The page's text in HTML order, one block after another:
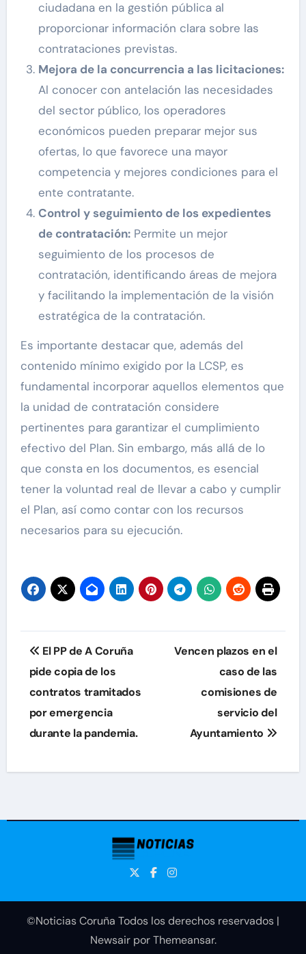
ciudadana en la gestión pública al
proporcionar información clara sobre las
contrataciones previstas.
Mejora de la concurrencia a las licitaciones:
Al conocer con antelación las necesidades
del sector público, los operadores
económicos pueden preparar mejor sus
ofertas, lo que favorece una mayor
competencia y mejores condiciones para el
ente contratante.
Control y seguimiento de los expedientes
de contratación:Permite un mejor
seguimiento de los procesos de
contratación, identificando áreas de mejora
y facilitando la implementación de la visión
estratégica de la contratación.
Es importante destacar que, además del
contenido mínimo exigido por la LCSP, es
fundamental incorporar aquellos elementos que
la unidad de contratación considere
pertinentes para garantizar el cumplimiento
efectivo del Plan. Sin embargo, más allá de lo
que consta en los documentos, es esencial
tener la voluntad real de llevar a cabo y cumplir
el Plan, así como contar con los recursos
necesarios para su ejecución.
Navegación
de
entradas
El PP de A Coruña
pide copia de los
contratos tramitados
por emergencia
durante la pandemia.
Vencen plazos en el
caso de las
comisiones de
servicio del
Ayuntamiento
©Noticias Coruña Todos los derechos reservados |
NewsairporThemeansar.